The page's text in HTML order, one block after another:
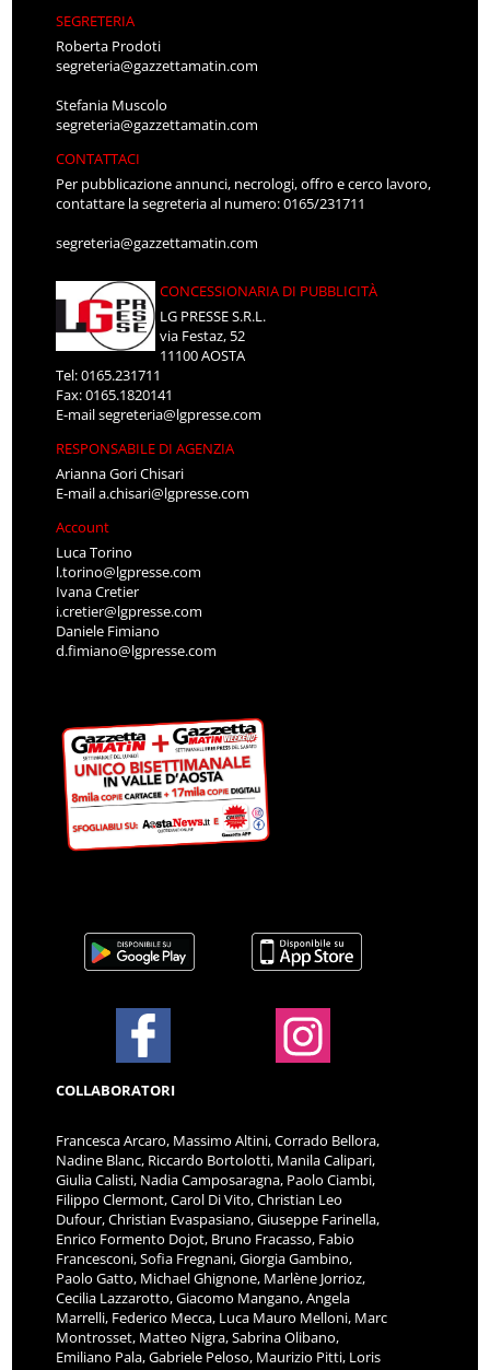
SEGRETERIA
Roberta Prodoti
segreteria@gazzettamatin.com
Stefania Muscolo
segreteria@gazzettamatin.com
CONTATTACI
Per pubblicazione annunci, necrologi, offro e cerco lavoro,
contattare la segreteria al numero: 0165/231711
segreteria@gazzettamatin.com
CONCESSIONARIA DI PUBBLICITÀ
LG PRESSE S.R.L.
via Festaz, 52
11100 AOSTA
Tel: 0165.231711
Fax: 0165.1820141
E-mailsegreteria@lgpresse.com
RESPONSABILE DI AGENZIA
Arianna Gori Chisari
E-maila.chisari@lgpresse.com
Account
Luca Torino
l.torino@lgpresse.com
Ivana Cretier
i.cretier@lgpresse.com
Daniele Fimiano
d.fimiano@lgpresse.com
COLLABORATORI
Francesca Arcaro, Massimo Altini, Corrado Bellora,
Nadine Blanc, Riccardo Bortolotti, Manila Calipari,
Giulia Calisti, Nadia Camposaragna, Paolo Ciambi,
Filippo Clermont, Carol Di Vito, Christian Leo
Dufour, Christian Evaspasiano, Giuseppe Farinella,
Enrico Formento Dojot, Bruno Fracasso, Fabio
Francesconi, Sofia Fregnani, Giorgia Gambino,
Paolo Gatto, Michael Ghignone, Marlène Jorrioz,
Cecilia Lazzarotto, Giacomo Mangano, Angela
Marrelli, Federico Mecca, Luca Mauro Melloni, Marc
Montrosset, Matteo Nigra, Sabrina Olibano,
Emiliano Pala, Gabriele Peloso, Maurizio Pitti, Loris